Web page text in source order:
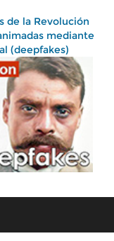
de la Revolución
mediante
(deepfakes)